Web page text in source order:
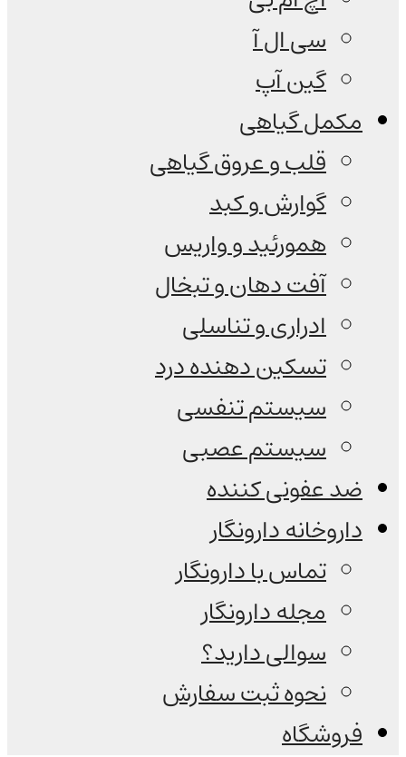
سی ال آ
گین آپ
مکمل گیاهی
قلب و عروق گیاهی
گوارش و کبد
همورئید و واریس
آفت دهان و تبخال
ادراری و تناسلی
تسکین دهنده درد
سیستم تنفسی
سیستم عصبی
ضد عفونی کننده
داروخانه دارونگار
تماس با دارونگار
مجله دارونگار
سوالی دارید؟
نحوه ثبت سفارش
فروشگاه